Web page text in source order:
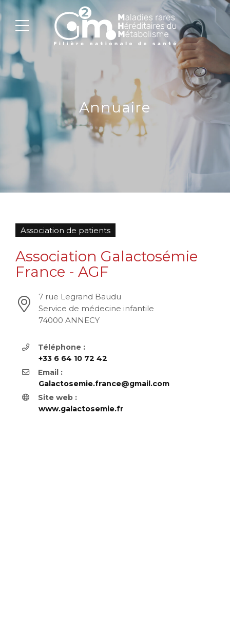
Annuaire
Association de patients
Association Galactosémie
France - AGF
7 rue Legrand Baudu
Service de médecine infantile
74000 ANNECY
Téléphone :
+33 6 64 10 72 42
Email :
Galactosemie.france@gmail.com
Site web :
www.galactosemie.fr